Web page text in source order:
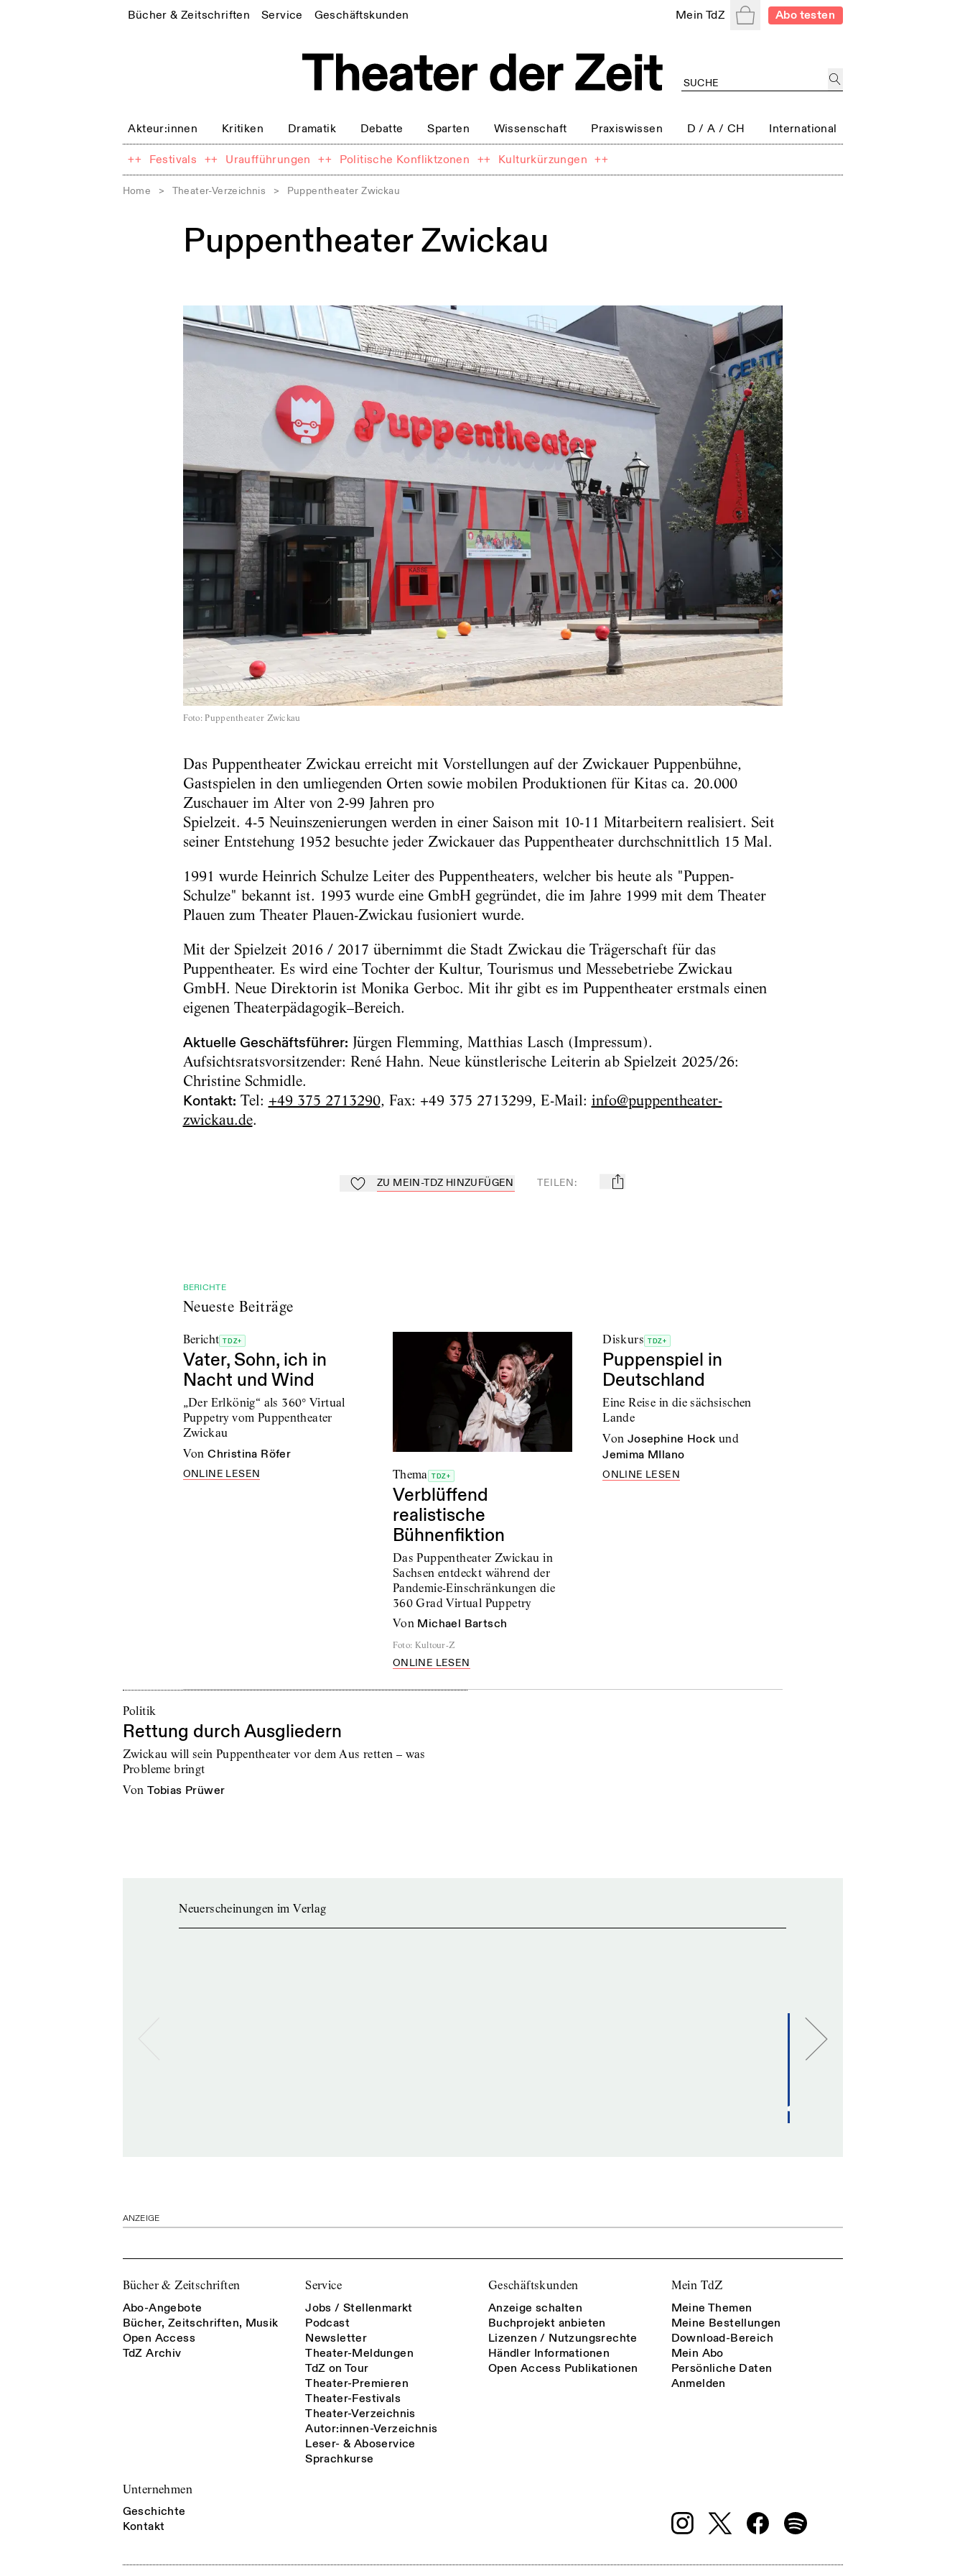
Bücher & Zeitschriften Service Geschäftskunden Mein TdZ WarenkorbAbo testen
Akteur:innen Kritiken Dramatik Debatte Sparten Wissenschaft Praxiswissen D / A / CH International
++ Festivals ++ Uraufführungen ++ Politische Konfliktzonen ++ Kulturkürzungen ++
Home > Theater-Verzeichnis > Puppentheater Zwickau
Puppentheater Zwickau
Foto: Puppentheater Zwickau
Das Puppentheater Zwickau erreicht mit Vorstellungen auf der Zwickauer Puppenbühne,
Gastspielen in den umliegenden Orten sowie mobilen Produktionen für Kitas ca. 20.000
Zuschauer im Alter von 2-99 Jahren pro
Spielzeit. 4-5 Neuinszenierungen werden in einer Saison mit 10-11 Mitarbeitern realisiert. Seit
seiner Entstehung 1952 besuchte jeder Zwickauer das Puppentheater durchschnittlich 15 Mal.
1991 wurde Heinrich Schulze Leiter des Puppentheaters, welcher bis heute als "Puppen-
Schulze" bekannt ist. 1993 wurde eine GmbH gegründet, die im Jahre 1999 mit dem Theater
Plauen zum Theater Plauen-Zwickau fusioniert wurde.
Mit der Spielzeit 2016 / 2017 übernimmt die Stadt Zwickau die Trägerschaft für das
Puppentheater. Es wird eine Tochter der Kultur, Tourismus und Messebetriebe Zwickau
GmbH. Neue Direktorin ist Monika Gerboc. Mit ihr gibt es im Puppentheater erstmals einen
eigenen Theaterpädagogik–Bereich.
Aktuelle Geschäftsführer: Jürgen Flemming, Matthias Lasch (Impressum).
Aufsichtsratsvorsitzender: René Hahn. Neue künstlerische Leiterin ab Spielzeit 2025/26:
Christine Schmidle.
Kontakt: Tel: +49 375 2713290, Fax: +49 375 2713299, E-Mail: info@puppentheater-
zwickau.de.
Zu Mein-TdZ hinzufügen
ZU MEIN-TDZ HINZUFÜGEN TEILEN: mail
BERICHTE
Neueste Beiträge
Bericht TDZ+
Vater, Sohn, ich in
Nacht und Wind
„Der Erlkönig“ als 360° Virtual
Puppetry vom Puppentheater
Zwickau
von Christina Röfer
ONLINE LESEN Thema TDZ+
Verblüffend
realistische
Bühnenfiktion
Das Puppentheater Zwickau in
Sachsen entdeckt während der
Pandemie-Einschränkungen die
360 Grad Virtual Puppetry
von Michael Bartsch
Foto: Kultour-Z
ONLINE LESEN
Diskurs TDZ+
Puppenspiel in
Deutschland
Eine Reise in die sächsischen
Lande
von Josephine Hock und
Jemima MIlano
ONLINE LESEN
Politik
Rettung durch Ausgliedern
Zwickau will sein Puppentheater vor dem Aus retten – was
Probleme bringt
von Tobias Prüwer
Neuerscheinungen im Verlag
ANZEIGE
Bücher & Zeitschriften
Abo-Angebote
Bücher, Zeitschriften, Musik
Open Access
TdZ Archiv
Service
Jobs / Stellenmarkt
Podcast
Newsletter
Theater-Meldungen
TdZ on Tour
Theater-Premieren
Theater-Festivals
Theater-Verzeichnis
Autor:innen-Verzeichnis
Leser- & Aboservice
Sprachkurse
Geschäftskunden
Anzeige schalten
Buchprojekt anbieten
Lizenzen / Nutzungsrechte
Händler Informationen
Open Access Publikationen
Mein TdZ
Meine Themen
Meine Bestellungen
Download-Bereich
Mein Abo
Persönliche Daten
Anmelden
Unternehmen
Geschichte
Kontakt